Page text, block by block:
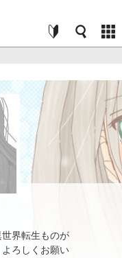
界転生ものが
ろしくお願い